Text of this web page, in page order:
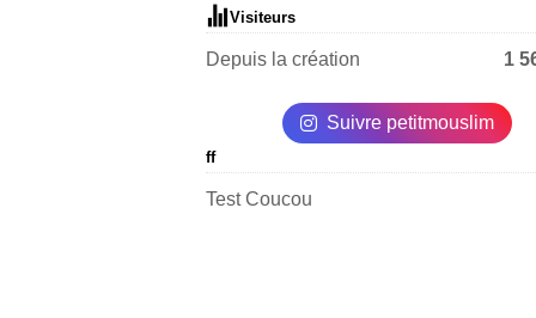
Visiteurs
Depuis la création 1
Suivre petitmouslim
ff
Test Coucou